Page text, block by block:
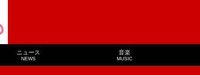
ニュース
NEWS
音楽
MUSIC